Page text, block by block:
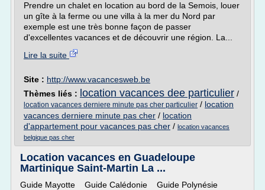
Prendre un chalet en location au bord de la Semois, louer
un gîte à la ferme ou une villa à la mer du Nord par
exemple est une très bonne façon de passer
d'excellentes vacances et de découvrir une région. La...
Lire la suite
Site : http://www.vacancesweb.be
Thèmes liés : location vacances dee particulier /
location vacances derniere minute pas cher particulier / location
vacances derniere minute pas cher / location
d'appartement pour vacances pas cher / location vacances
belgique pas cher
Location vacances en Guadeloupe
Martinique Saint-Martin La ...
Guide Mayotte Guide Calédonie Guide Polynésie